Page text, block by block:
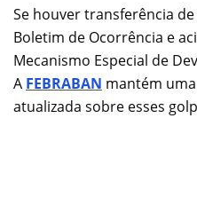
Se houver transferência
Boletim de Ocorrência e
Mecanismo Especial de
A FEBRABAN mantém
atualizada sobre esses